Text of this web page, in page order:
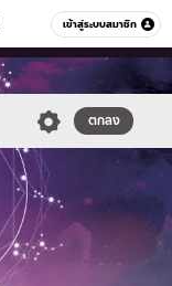
เข้าสู่ระบบสมาชิก
หมวดอื่นๆ
ตกลง